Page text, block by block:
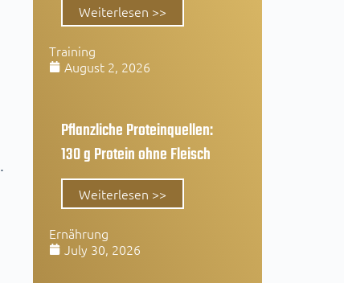
Weiterlesen >>
Training
August 2, 2026
Pflanzliche Proteinquellen:
130 g Protein ohne Fleisch
Weiterlesen >>
Ernährung
July 30, 2026